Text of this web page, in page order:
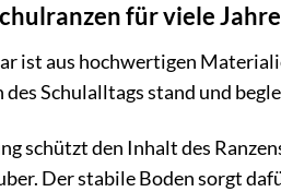
für viele Jahre
ist aus hochwertigen
Schulalltags stand und
schützt den Inhalt des
Der stabile Boden sorgt